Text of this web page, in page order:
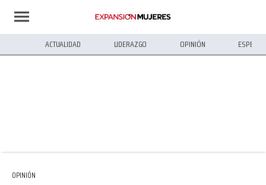
ACTUALIDAD LIDERAZGO OPINIÓN
OPINIÓN